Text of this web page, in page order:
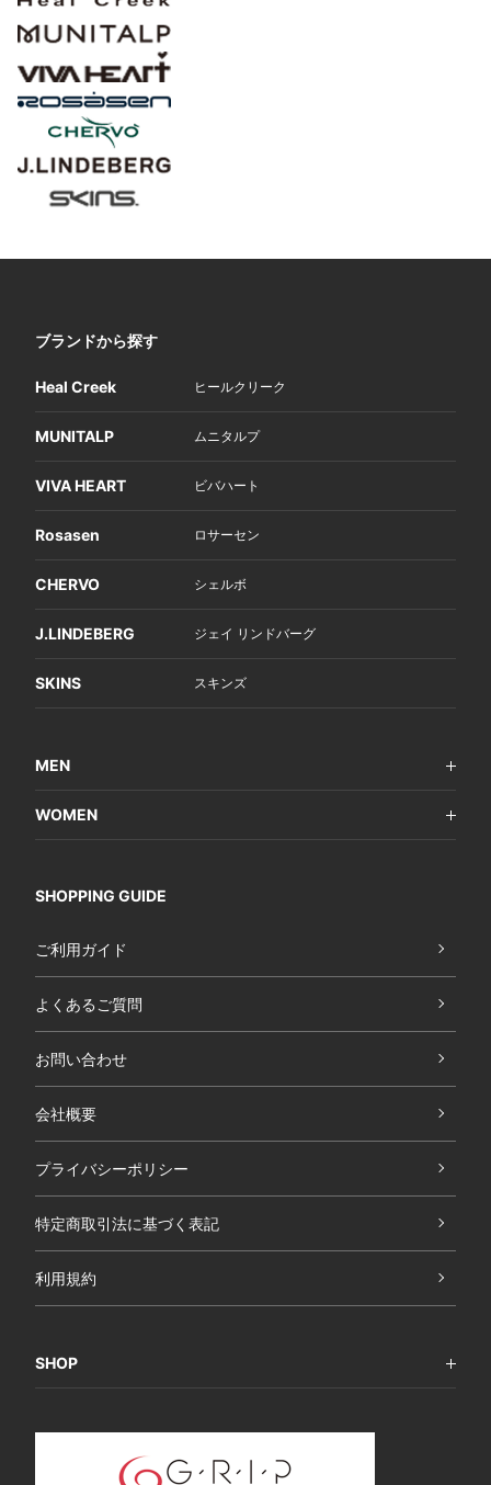
ブランドから探す
Heal Creek ヒールクリーク
MUNITALP ムニタルプ
VIVA HEART ビバハート
Rosasen ロサーセン
CHERVO シェルボ
J.LINDEBERG ジェイ リンドバーグ
SKINS スキンズ
MEN
WOMEN
SHOPPING GUIDE
ご利用ガイド
よくあるご質問
お問い合わせ
会社概要
プライバシーポリシー
特定商取引法に基づく表記
利用規約
SHOP